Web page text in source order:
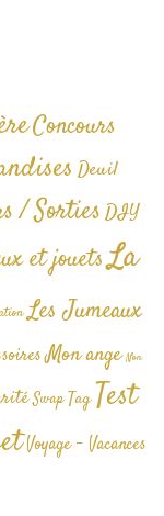
Concours
Deuil
/ SortiesDIY
et jouetsLa
Les Jumeaux
Mon ange Non
Swap TagTest
Voyage - Vacances